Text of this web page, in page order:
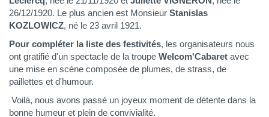
26/12/1920. Le plus ancien est Monsieur Stanislas
KOZLOWICZ, né le 23 avril 1921.
Pour compléter la liste des festivités, les organisateurs nous
ont gratifié d'un spectacle de la troupe Welcom'Cabaret avec
une mise en scène composée de plumes, de strass, de
paillettes et d'humour.
Voilà, nous avons passé un joyeux moment de détente dans la
bonne humeur et plein de convivialité.